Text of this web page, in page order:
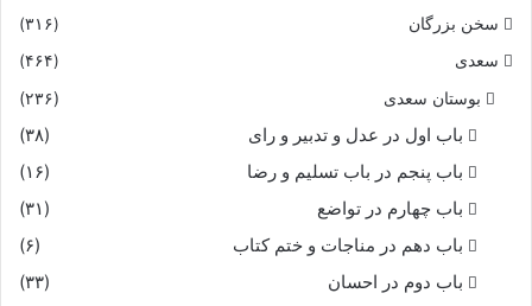
سخن بزرگان
(۳۱۶)
سعدی
(۴۶۴)
بوستان سعدی (۲۳۶)
باب اول در عدل و تدبیر و رای
(۳۸)
باب پنجم در باب تسلیم و رضا
(۱۶)
باب چهارم در تواضع
(۳۱)
باب دهم در مناجات و ختم کتاب
(۶)
باب دوم در احسان
(۳۳)